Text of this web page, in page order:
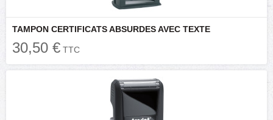
TAMPON CERTIFICATS ABSURDES AVEC TEXTE
30,50 € TTC